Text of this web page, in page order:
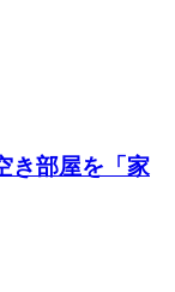
き部屋を「家